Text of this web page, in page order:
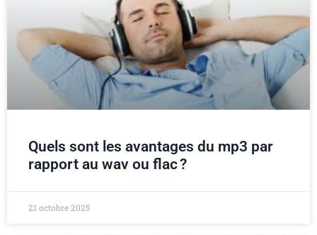
Quels sont les avantages du mp3 par
rapport au wav ou flac ?
21 octobre 2025